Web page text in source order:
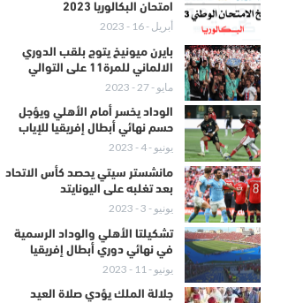
امتحان البكالوريا 2023
أبريل - 16 - 2023
بايرن ميونيخ يتوج بلقب الدوري
الالماني للمرة11 على التوالي
مايو - 27 - 2023
الوداد يخسر أمام الأهلي ويؤجل
حسم نهائي أبطال إفريقيا للإياب
يونيو - 4 - 2023
مانشستر سيتي يحصد كأس الاتحاد
بعد تغلبه على اليونايتد
يونيو - 3 - 2023
تشكيلتا الأهلي والوداد الرسمية
في نهائي دوري أبطال إفريقيا
يونيو - 11 - 2023
جلالة الملك يؤدي صلاة العيد